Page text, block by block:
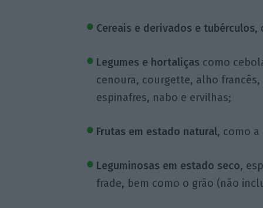
Cereais e derivados e tubérculos,
Legumes e hortaliças como
cenoura, courgette, alho
espinafres, nabo e ervilhas;
Frutas em estado natural, como a
Leguminosas em estado seco,
frade, bem como o grão (não